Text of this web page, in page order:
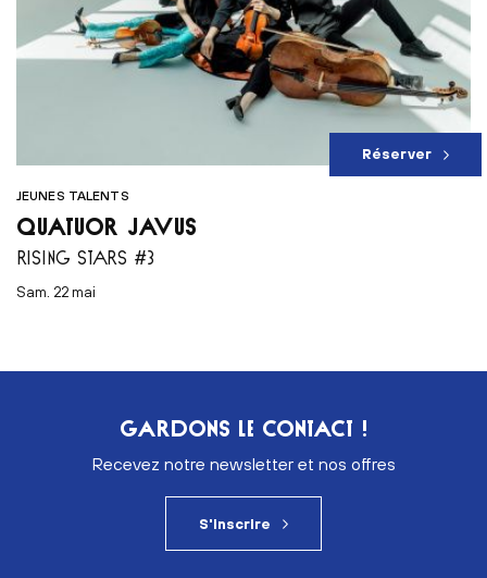
JEUNES TALENTS
QUATUOR JAVUS
RISING STARS #3
sam. 22 mai
Réserver
GARDONS LE CONTACT !
Recevez notre newsletter et nos offres
S'inscrire